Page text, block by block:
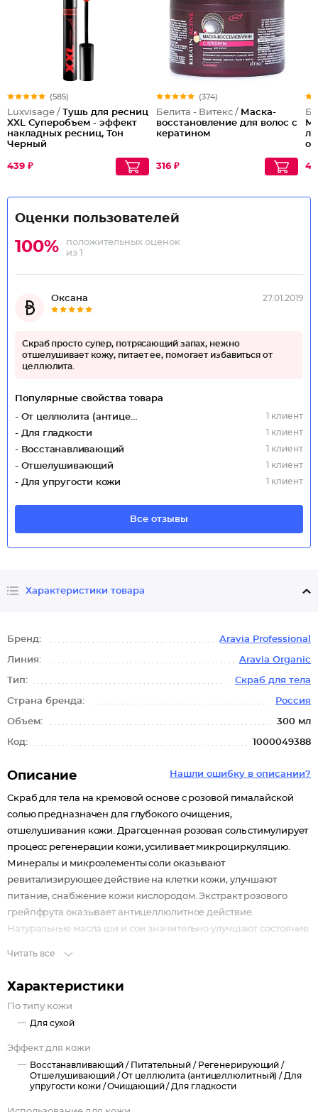
(585)
Luxvisage / Тушь для ресниц
XXL Суперобъем - эффект
накладных ресниц, Тон
Черный
439 ₽
(374)
Белита - Витекс / Маска-
восстановление для волос с
кератином
316 ₽
Оценки пользователей
100%
положительных оценок
из 1
Оксана 27.01.2019
Скраб просто супер, потрясающий запах, нежно
отшелушивает кожу, питает ее, помогает избавиться от
целлюлита.
Популярные свойства товара
- От целлюлита (антицеллюлитный)
1 клиент
- Для гладкости 1 клиент
- Восстанавливающий 1 клиент
- Отшелушивающий 1 клиент
- Для упругости кожи 1 клиент
Все отзывы
Характеристики товара
Бренд: Aravia Professional
Линия: Aravia Organic
Тип: Скраб для тела
Страна бренда: Россия
Объем: 300 мл
Код: 1000049388
Нашли ошибку в описании?
Описание
Скраб для тела на кремовой основе с розовой гималайской
солью предназначен для глубокого очищения,
отшелушивания кожи. Драгоценная розовая соль стимулирует
процесс регенерации кожи, усиливает микроциркуляцию.
Минералы и микроэлементы соли оказывают
ревитализирующее действие на клетки кожи, улучшают
питание, снабжение кожи кислородом. Экстракт розового
грейпфрута оказывает антицеллюлитное действие.
Натуральные масла ши и сои значительно улучшают состояние
антицеллюлитное действие. Возможно применение в
домашних условиях.
Биоактивный состав:
Розовая гималайская соль.
Розовый грейпфрут (экстракт).
Морская соль.
Масло ши.
Апельсин (экстракт).
Читать все
Характеристики
По типу кожи
Для сухой
Эффект для кожи
Восстанавливающий / Питательный / Регенерирующий /
Отшелушивающий /От целлюлита (антицеллюлитный) / Для
упругости кожи /Очищающий / Для гладкости